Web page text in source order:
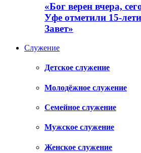
«Бог верен вчера,
Уфе отметили 15-
Завет»
Служение
Детское служение
Молодёжное служение
Семейное служение
Мужское служение
Женское служение